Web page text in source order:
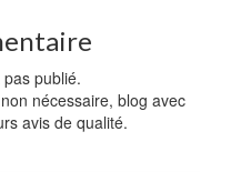
publié.
nécessaire, blog avec
avis de qualité.